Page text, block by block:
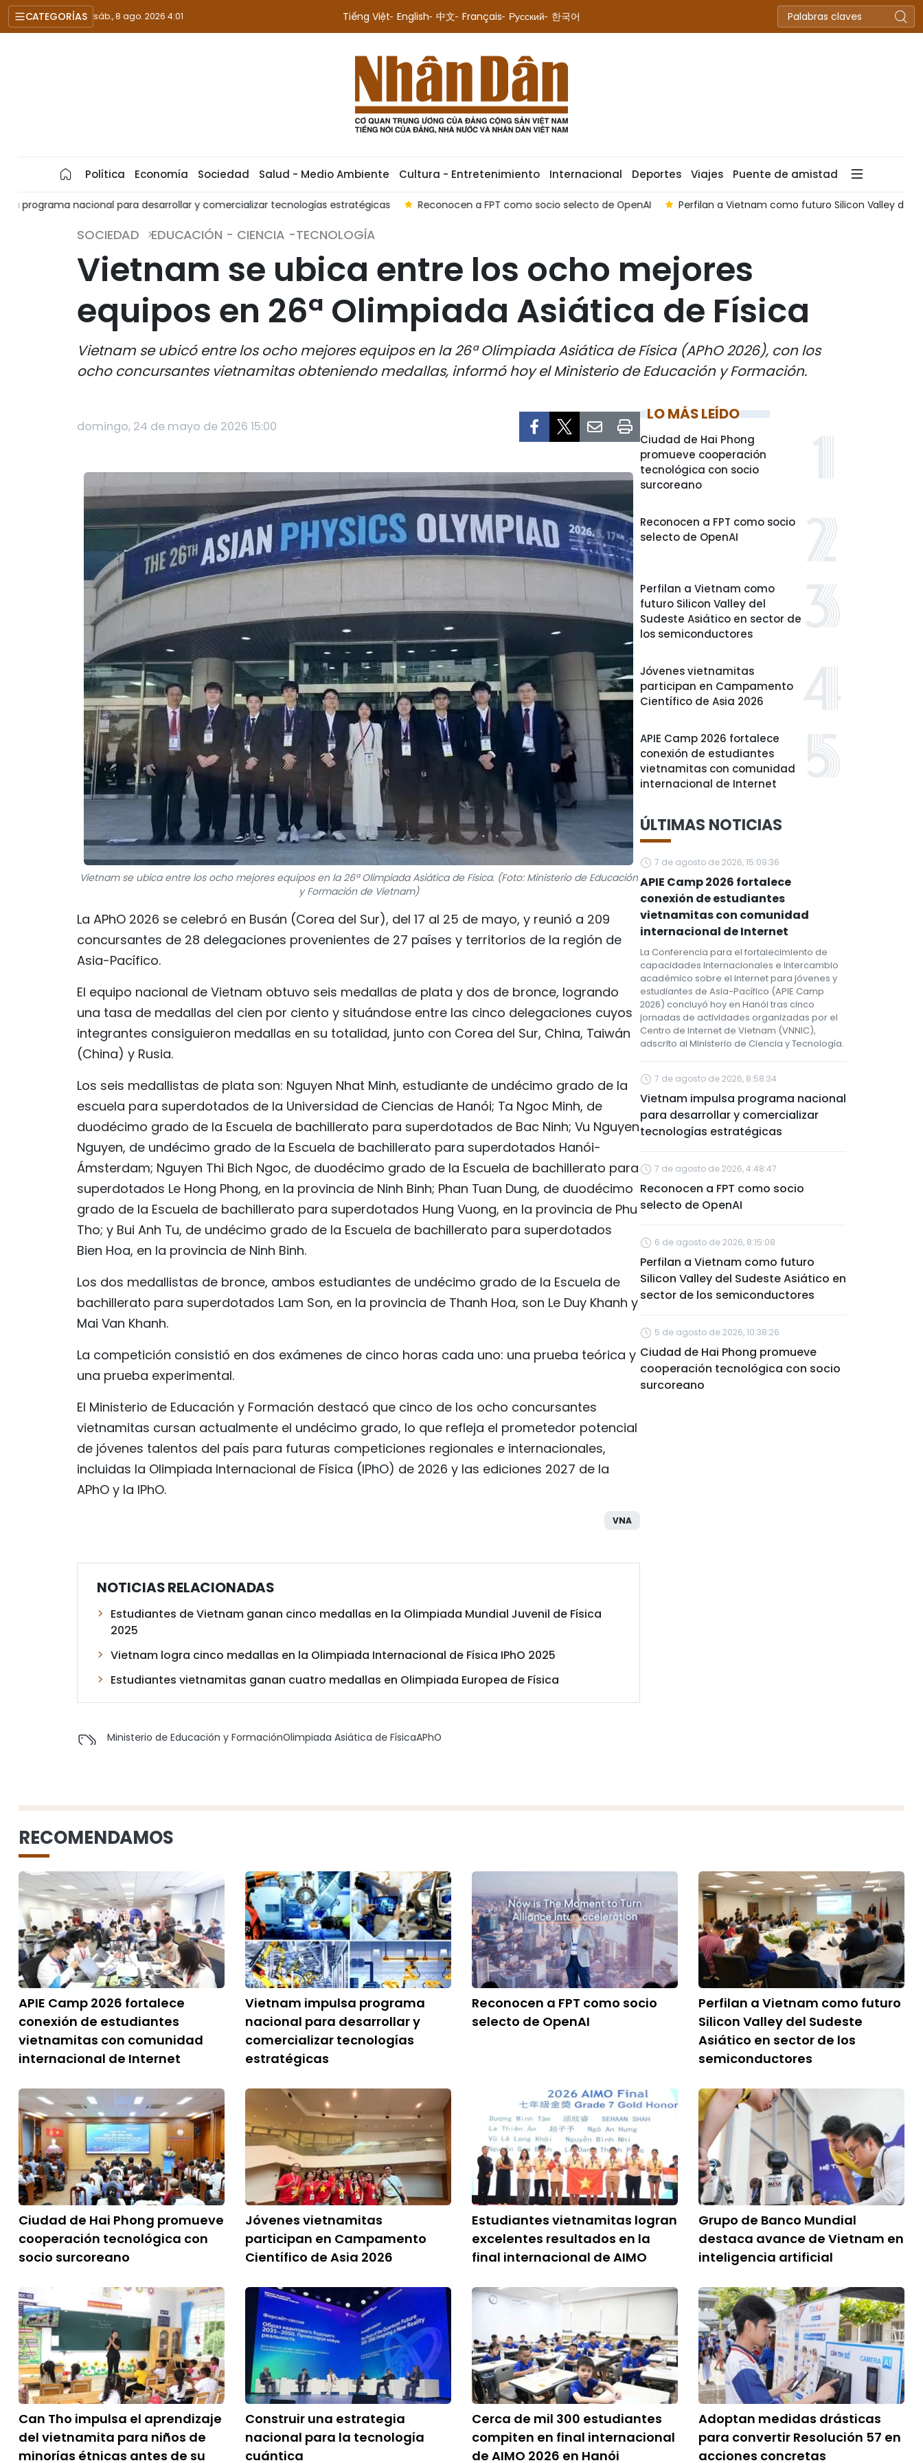
CATEGORÍAS sáb., 8 ago. 2026 4:01 Tiếng Việt English 中文 Français Русский 한국어
Política Economía Sociedad Salud - Medio Ambiente Cultura - Entretenimiento Internacional Deportes Viajes Puente de amistad
Reconocen a FPT como socio selecto de OpenAI Perfilan a Vietnam como futuro Silicon Valley del Sudeste Asiático en sector de los semiconductores Ciudad de Hai Phong
SOCIEDAD EDUCACIÓN - CIENCIA -TECNOLOGÍA
Vietnam se ubica entre los ocho mejores
equipos en 26ª Olimpiada Asiática de Física
Vietnam se ubicó entre los ocho mejores equipos en la 26ª Olimpiada Asiática de Física (APhO 2026), con los
ocho concursantes vietnamitas obteniendo medallas, informó hoy el Ministerio de Educación y Formación.
domingo, 24 de mayo de 2026 15:00
Vietnam se ubica entre los ocho mejores equipos en la 26ª Olimpiada Asiática de Física. (Foto: Ministerio de Educación
y Formación de Vietnam)
La APhO 2026 se celebró en Busán (Corea del Sur), del 17 al 25 de mayo, y reunió a 209
concursantes de 28 delegaciones provenientes de 27 países y territorios de la región de
Asia-Pacífico.
El equipo nacional de Vietnam obtuvo seis medallas de plata y dos de bronce, logrando
una tasa de medallas del cien por ciento y situándose entre las cinco delegaciones cuyos
integrantes consiguieron medallas en su totalidad, junto con Corea del Sur, China, Taiwán
(China) y Rusia.
Los seis medallistas de plata son: Nguyen Nhat Minh, estudiante de undécimo grado de la
escuela para superdotados de la Universidad de Ciencias de Hanói; Ta Ngoc Minh, de
duodécimo grado de la Escuela de bachillerato para superdotados de Bac Ninh; Vu Nguyen
Nguyen, de undécimo grado de la Escuela de bachillerato para superdotados Hanói-
Ámsterdam; Nguyen Thi Bich Ngoc, de duodécimo grado de la Escuela de bachillerato para
superdotados Le Hong Phong, en la provincia de Ninh Binh; Phan Tuan Dung, de duodécimo
grado de la Escuela de bachillerato para superdotados Hung Vuong, en la provincia de Phu
Tho; y Bui Anh Tu, de undécimo grado de la Escuela de bachillerato para superdotados
Bien Hoa, en la provincia de Ninh Binh.
Los dos medallistas de bronce, ambos estudiantes de undécimo grado de la Escuela de
bachillerato para superdotados Lam Son, en la provincia de Thanh Hoa, son Le Duy Khanh y
Mai Van Khanh.
La competición consistió en dos exámenes de cinco horas cada uno: una prueba teórica y
una prueba experimental.
El Ministerio de Educación y Formación destacó que cinco de los ocho concursantes
vietnamitas cursan actualmente el undécimo grado, lo que refleja el prometedor potencial
de jóvenes talentos del país para futuras competiciones regionales e internacionales,
incluidas la Olimpiada Internacional de Física (IPhO) de 2026 y las ediciones 2027 de la
APhO y la IPhO.
VNA
NOTICIAS RELACIONADAS
Estudiantes de Vietnam ganan cinco medallas en la Olimpiada Mundial Juvenil de Física
2025
Vietnam logra cinco medallas en la Olimpiada Internacional de Física IPhO 2025
Estudiantes vietnamitas ganan cuatro medallas en Olimpiada Europea de Física
Ministerio de Educación y FormaciónOlimpiada Asiática de FísicaAPhO
LO MÁS LEÍDO
Ciudad de Hai Phong
promueve cooperación
tecnológica con socio
surcoreano
Reconocen a FPT como socio
selecto de OpenAI
Perfilan a Vietnam como
futuro Silicon Valley del
Sudeste Asiático en sector de
los semiconductores
Jóvenes vietnamitas
participan en Campamento
Científico de Asia 2026
APIE Camp 2026 fortalece
conexión de estudiantes
vietnamitas con comunidad
internacional de Internet
ÚLTIMAS NOTICIAS
7 de agosto de 2026, 15:09:36
APIE Camp 2026 fortalece
conexión de estudiantes
vietnamitas con comunidad
internacional de Internet
La Conferencia para el fortalecimiento de
capacidades internacionales e intercambio
académico sobre el internet para jóvenes y
estudiantes de Asia-Pacífico (APIE Camp
2026) concluyó hoy en Hanói tras cinco
jornadas de actividades organizadas por el
Centro de Internet de Vietnam (VNNIC),
adscrito al Ministerio de Ciencia y Tecnología.
7 de agosto de 2026, 8:58:34
Vietnam impulsa programa nacional
para desarrollar y comercializar
tecnologías estratégicas
7 de agosto de 2026, 4:48:47
Reconocen a FPT como socio
selecto de OpenAI
6 de agosto de 2026, 8:15:08
Perfilan a Vietnam como futuro
Silicon Valley del Sudeste Asiático en
sector de los semiconductores
5 de agosto de 2026, 10:38:26
Ciudad de Hai Phong promueve
cooperación tecnológica con socio
surcoreano
RECOMENDAMOS
APIE Camp 2026 fortalece
conexión de estudiantes
vietnamitas con comunidad
internacional de Internet
Vietnam impulsa programa
nacional para desarrollar y
comercializar tecnologías
estratégicas
Reconocen a FPT como socio
selecto de OpenAI
Perfilan a Vietnam como futuro
Silicon Valley del Sudeste
Asiático en sector de los
semiconductores
Ciudad de Hai Phong promueve
cooperación tecnológica con
socio surcoreano
Jóvenes vietnamitas
participan en Campamento
Científico de Asia 2026
Estudiantes vietnamitas logran
excelentes resultados en la
final internacional de AIMO
Grupo de Banco Mundial
destaca avance de Vietnam en
inteligencia artificial
Can Tho impulsa el aprendizaje
del vietnamita para niños de
minorías étnicas antes de su
Construir una estrategia
nacional para la tecnología
cuántica
Cerca de mil 300 estudiantes
compiten en final internacional
de AIMO 2026 en Hanói
Adoptan medidas drásticas
para convertir Resolución 57 en
acciones concretas